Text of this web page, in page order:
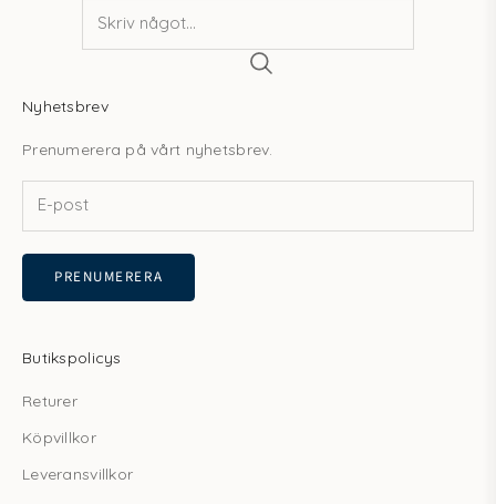
Nyhetsbrev
Prenumerera på vårt nyhetsbrev.
PRENUMERERA
Butikspolicys
Returer
Köpvillkor
Leveransvillkor